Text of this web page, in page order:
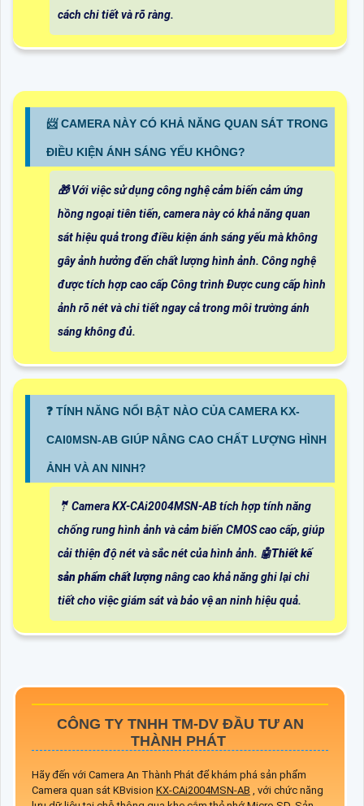
cách chi tiết và rõ ràng.
📨 CAMERA NÀY CÓ KHẢ NĂNG QUAN SÁT TRONG
ĐIỀU KIỆN ÁNH SÁNG YẾU KHÔNG?
🎁 Với việc sử dụng công nghệ cảm biến cảm ứng
hồng ngoại tiên tiến, camera này có khả năng quan
sát hiệu quả trong điều kiện ánh sáng yếu mà không
gây ảnh hưởng đến chất lượng hình ảnh. Công nghệ
được tích hợp cao cấp Công trình Được cung cấp hình
ảnh rõ nét và chi tiết ngay cả trong môi trường ánh
sáng không đủ.
❓ TÍNH NĂNG NỔI BẬT NÀO CỦA CAMERA KX-
CAI0MSN-AB GIÚP NÂNG CAO CHẤT LƯỢNG HÌNH
ẢNH VÀ AN NINH?
🤵 Camera KX-CAi2004MSN-AB tích hợp tính năng
chống rung hình ảnh và cảm biến CMOS cao cấp, giúp
cải thiện độ nét và sắc nét của hình ảnh. 🤖️Thiết kế
sản phẩm chất lượngnâng cao khả năng ghi lại chi
tiết cho việc giám sát và bảo vệ an ninh hiệu quả.
CÔNG TY TNHH TM-DV ĐẦU TƯ AN
THÀNH PHÁT
Hãy đến với Camera An Thành Phát để khám phá sản phẩm
Camera quan sát KBvision KX-CAi2004MSN-AB , với chức năng